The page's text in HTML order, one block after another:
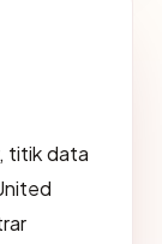
titik data